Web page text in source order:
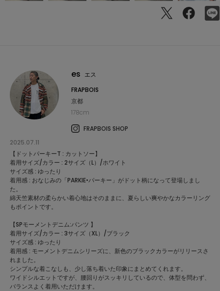
es エス
FRAPBOIS
京都
178cm
FRAPBOIS SHOP
2025.07.11
【ドットパーキーT : カットソー】
着用サイズ/カラー : 2サイズ（L）/ホワイト
サイズ感 : ゆったり
着用感 : おなじみの「PARKIE•パーキー」がドット柄になって登場しまし
た。
綿天竺素材の柔らかい着心地はそのままに、夏らしい爽やかなカラーリング
もポイントです。
【SPモーメントデニム:パンツ 】
着用サイズ/カラー : 3サイズ（XL）/ブラック
サイズ感 : ゆったり
着用感 : モーメントデニムシリーズに、新色のブラックカラーがリリースさ
れました。
シンプルな着こなしも、少し落ち着いた印象にまとめてくれます。
ワイドシルエットですが、腰回りがスッキリしているので、体型を問わず、
バランスよく着用いただけます。